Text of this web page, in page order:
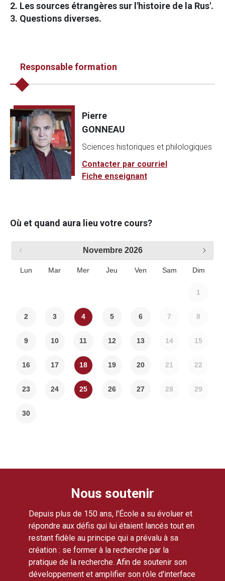
2. Les sources étrangères sur l'histoire de la Rus'.
3. Questions diverses.
Responsable formation
Pierre
GONNEAU
Sciences historiques et philologiques
Contacter par courriel
Fiche enseignant
Où et quand aura lieu votre cours?
Novembre 2026
Lun Mar Mer Jeu Ven Sam Dim
1
2 3 4 5 6 7 8
9 10 11 12 13 14 15
16 17 18 19 20 21 22
23 24 25 26 27 28 29
30
Nous soutenir
Depuis plus de 150 ans, l'École a su évoluer et
répondre aux défis qui lui étaient lancés tout en
restant fidèle au principe qui a prévalu à sa
création : se former à la recherche par la
pratique de la recherche. Afin de soutenir son
développement et amplifier son rôle d'interface